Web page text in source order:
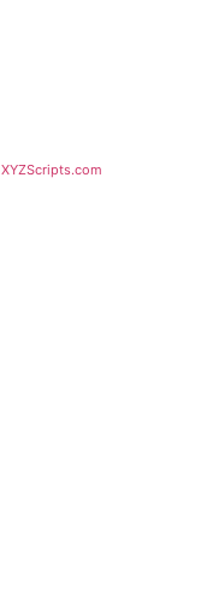
XYZScripts.com